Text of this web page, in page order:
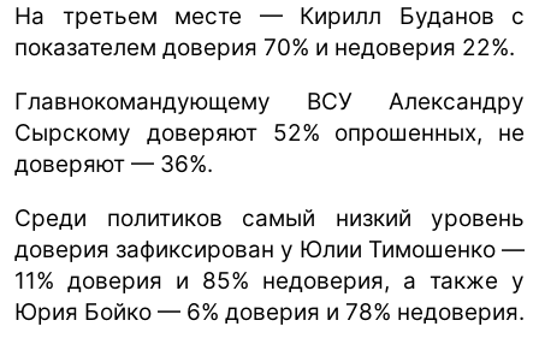
На третьем месте — Кирилл Буданов с
показателем доверия 70% и недоверия 22%.
Главнокомандующему ВСУ Александру
Сырскому доверяют 52% опрошенных, не
доверяют — 36%.
Среди политиков самый низкий уровень
доверия зафиксирован у Юлии Тимошенко —
11% доверия и 85% недоверия, а также у
Юрия Бойко — 6% доверия и 78% недоверия.